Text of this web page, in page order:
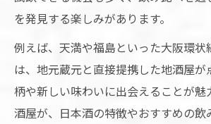
さ
JR大阪環状線で巡る地酒屋
地酒屋の選び方と巡る順番
を発見する楽しみがあります。
例えば、天満や福島といった大阪環状
は、地元蔵元と直接提携した地酒屋が
柄や新しい味わいに出会えることが魅
酒屋が、日本酒の特徴やおすすめの飲